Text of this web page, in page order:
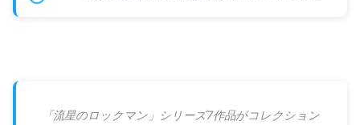
「流星のロックマン」シリーズ7作品がコレクション